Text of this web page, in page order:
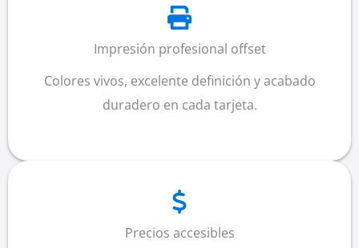
Impresión profesional offset
Colores vivos, excelente definición y acabado
duradero en cada tarjeta.
Precios accesibles